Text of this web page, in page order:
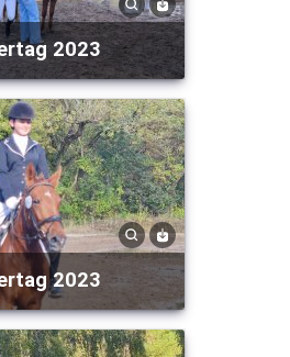
2023
2023